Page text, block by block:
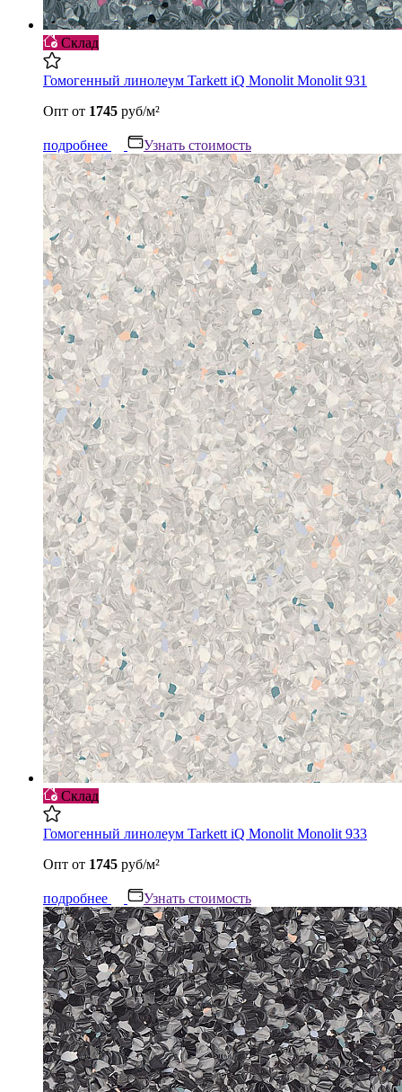
Склад
Гомогенный линолеум Tarkett iQ Monolit Monolit 931
Опт от 1745 руб/м²
подробнее Узнать стоимость
Склад
Гомогенный линолеум Tarkett iQ Monolit Monolit 933
Опт от 1745 руб/м²
подробнее Узнать стоимость